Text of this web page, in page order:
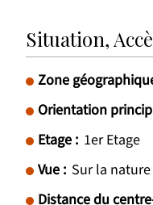
Situation,
Zone
Orientation
Etage : 1er Etage
Vue : Sur la nature
Distance du